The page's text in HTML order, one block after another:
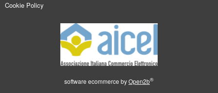
Cookie Policy
software ecommerce byOpen2b®